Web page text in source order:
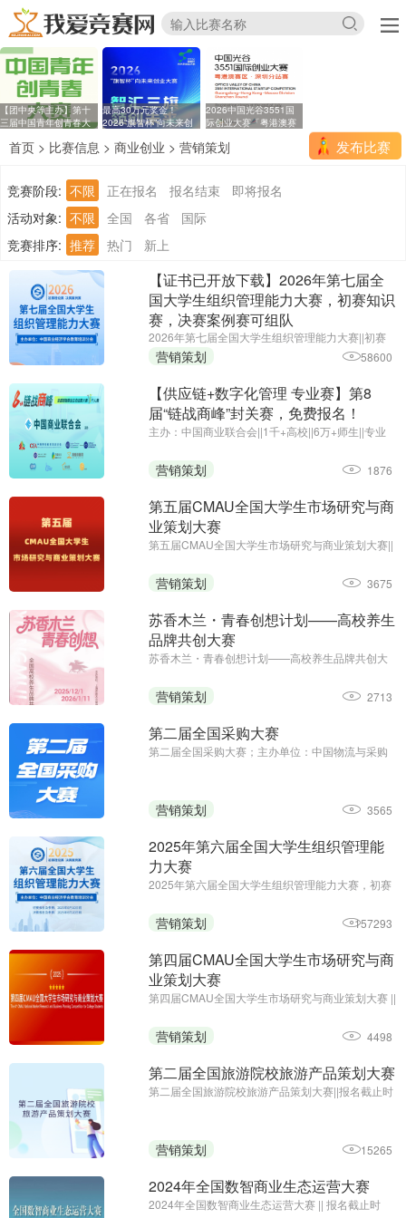
【团中央等主办】第十
三届中国青年创青春大
最高30万元奖金！
2026“旗智杯”向未来创
2026中国光谷3551国
际创业大赛「粤港澳赛
发布比赛
首页 > 比赛信息 > 商业创业 > 营销策划
竞赛阶段: 不限 正在报名 报名结束
即将报名
活动对象: 不限 全国 各省
国际
竞赛排序: 推荐 热门 新上
【证书已开放下载】2026年第七届全
国大学生组织管理能力大赛，初赛知识
赛，决赛案例赛可组队
2026年第七届全国大学生组织管理能力大赛||初赛
报名截止时间：2026年6月25日||主办单位：中国商
业经济学会教育培训分会
营销策划 58600
【供应链+数字化管理 专业赛】第8
届“链战商峰”封关赛，免费报名！
主办：中国商业联合会||1千+高校||6万+师生||专业
营销策划 1876
第五届CMAU全国大学生市场研究与商
业策划大赛
第五届CMAU全国大学生市场研究与商业策划大赛||
（www.cmau.org.cn）、Credamo见数
（www.credamo.com）
营销策划 3675
苏香木兰・青春创想计划——高校养生
品牌共创大赛
苏香木兰・青春创想计划——高校养生品牌共创大
海苏香木兰健康科技有限公司
营销策划 2713
第二届全国采购大赛
第二届全国采购大赛；主办单位：中国物流与采购
营销策划 3565
2025年第六届全国大学生组织管理能
力大赛
2025年第六届全国大学生组织管理能力大赛，初赛
日;主办单位：中国商业经济学会教育培训分会
营销策划 157293
第四届CMAU全国大学生市场研究与商
业策划大赛
第四届CMAU全国大学生市场研究与商业策划大赛 ||
院校市场学研究会、Credamo见数
营销策划 4498
第二届全国旅游院校旅游产品策划大赛
第二届全国旅游院校旅游产品策划大赛||报名截止时
营销策划 15265
2024年全国数智商业生态运营大赛
2024年全国数智商业生态运营大赛 || 报名截止时